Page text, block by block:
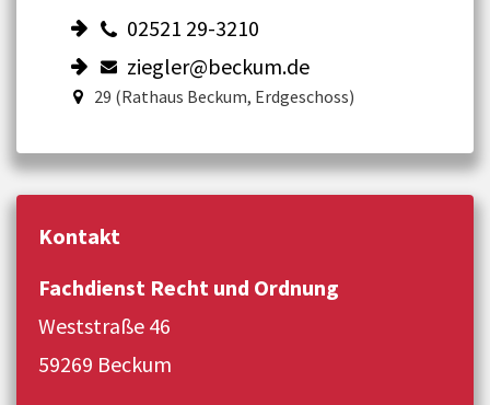
02521 29-3210
ziegler@beckum.de
29 (Rathaus Beckum, Erdgeschoss)
Kontakt
Fachdienst Recht und Ordnung
Weststraße 46
59269 Beckum